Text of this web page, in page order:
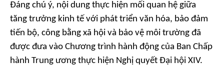
Đáng chú ý, nội dung thực hiện mối quan hệ giữa
tăng trưởng kinh tế với phát triển văn hóa, bảo đảm
tiến bộ, công bằng xã hội và bảo vệ môi trường đã
được đưa vào Chương trình hành động của Ban Chấp
hành Trung ương thực hiện Nghị quyết Đại hội XIV.